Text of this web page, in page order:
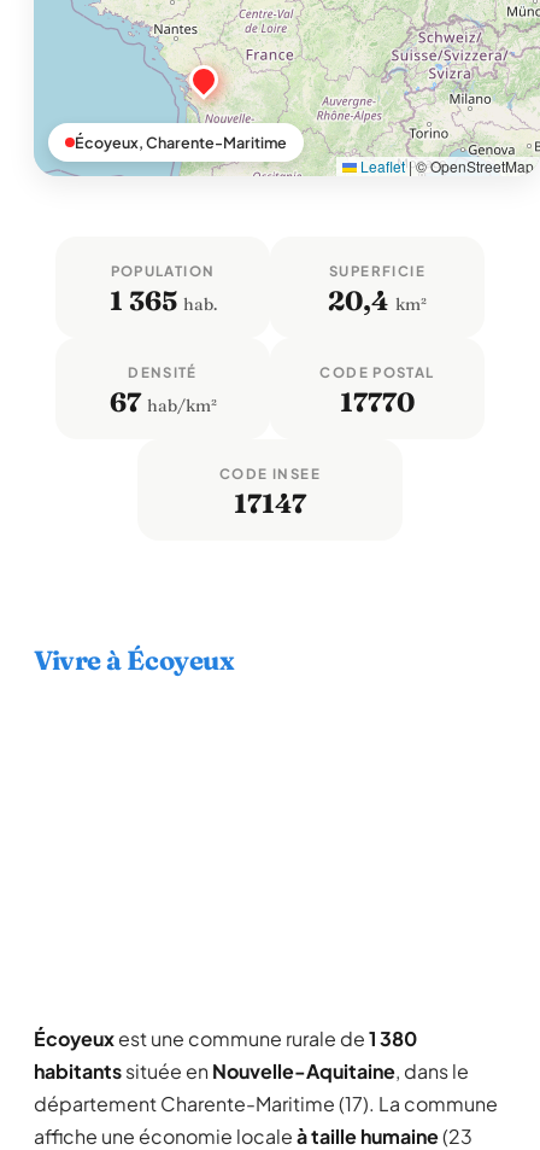
Leaflet |© OpenStreetMap
Écoyeux, Charente-Maritime
POPULATION
1 365 hab.
SUPERFICIE
20,4 km²
DENSITÉ
67 hab/km²
CODE POSTAL
17770
CODE INSEE
17147
Vivre à Écoyeux
Écoyeuxest une commune rurale de1 380
habitantssituée en Nouvelle-Aquitaine, dans le
département Charente-Maritime (17). La commune
affiche une économie localeà taille humaine(23